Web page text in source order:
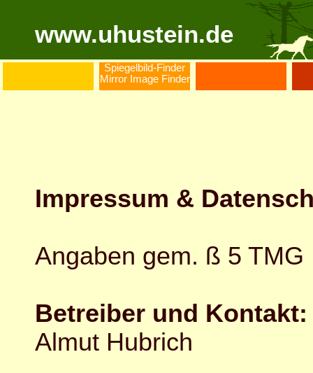
www.uhustein.de
Spiegelbild-Finder
Mirror Image Finder
Impressum &
Angaben gem. ß 5 TMG
Betreiber und Kontakt:
Almut Hubrich